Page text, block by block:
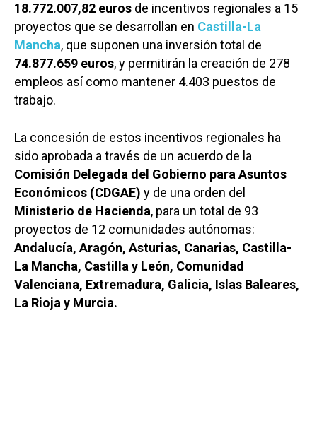
18.772.007,82 euros de incentivos regionales a 15
proyectos que se desarrollan en Castilla-La
Mancha, que suponen una inversión total de
74.877.659 euros, y permitirán la creación de 278
empleos así como mantener 4.403 puestos de
trabajo.
La concesión de estos incentivos regionales ha
sido aprobada a través de un acuerdo de la
Comisión Delegada del Gobierno para Asuntos
Económicos (CDGAE) y de una orden del
Ministerio de Hacienda, para un total de 93
proyectos de 12 comunidades autónomas:
Andalucía, Aragón, Asturias, Canarias, Castilla-
La Mancha, Castilla y León, Comunidad
Valenciana, Extremadura, Galicia, Islas Baleares,
La Rioja y Murcia.